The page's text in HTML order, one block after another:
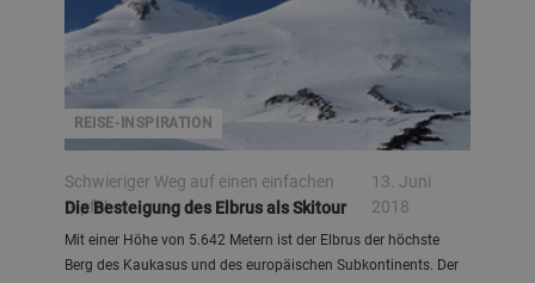
REISE-INSPIRATION
Schwieriger Weg auf einen einfachen
Gipfel
13. Juni
2018
Die Besteigung des Elbrus als Skitour
Mit einer Höhe von 5.642 Metern ist der Elbrus der höchste
Berg des Kaukasus und des europäischen Subkontinents. Der